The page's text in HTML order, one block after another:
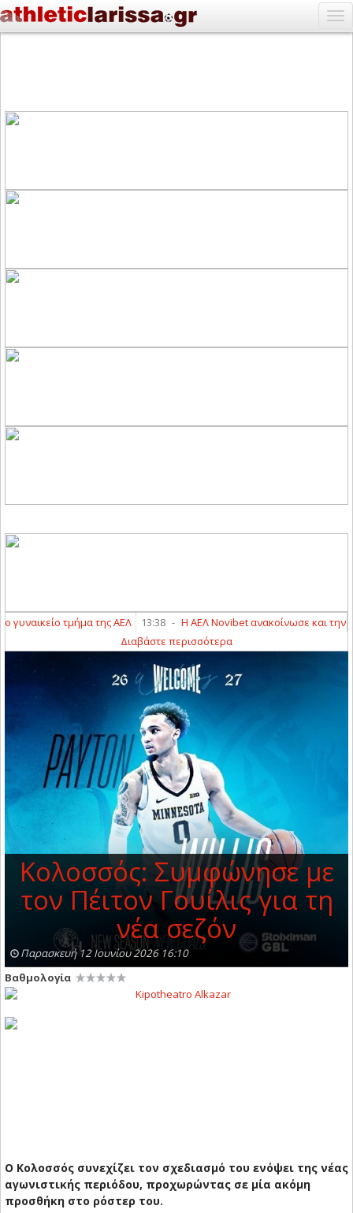
τμήμα της ΑΕΛ 13:38 - Η ΑΕΛ Novibet ανακοίνωσε και την
Διαβάστε περισσότερα
Κολοσσός: Συμφώνησε με
τον Πέιτον Γουίλις για τη
νέα σεζόν
Παρασκευή 12 Ιουνίου 2026 16:10
Βαθμολογία
Ο Κολοσσός συνεχίζει τον σχεδιασμό του ενόψει της νέας
αγωνιστικής περιόδου, προχωρώντας σε μία ακόμη
προσθήκη στο ρόστερ του.